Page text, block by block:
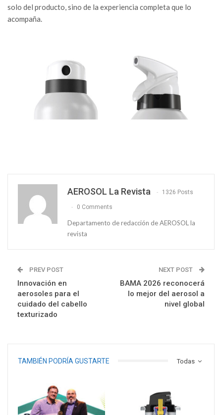
solo del producto, sino de la experiencia completa que lo
acompaña.
AEROSOL La Revista 1326 Posts
0 Comments
Departamento de redacción de AEROSOL la
revista
PREV POST
Innovación en
aerosoles para el
cuidado del cabello
texturizado
NEXT POST
BAMA 2026 reconocerá
lo mejor del aerosol a
nivel global
Todas
TAMBIÉN PODRÍA GUSTARTE